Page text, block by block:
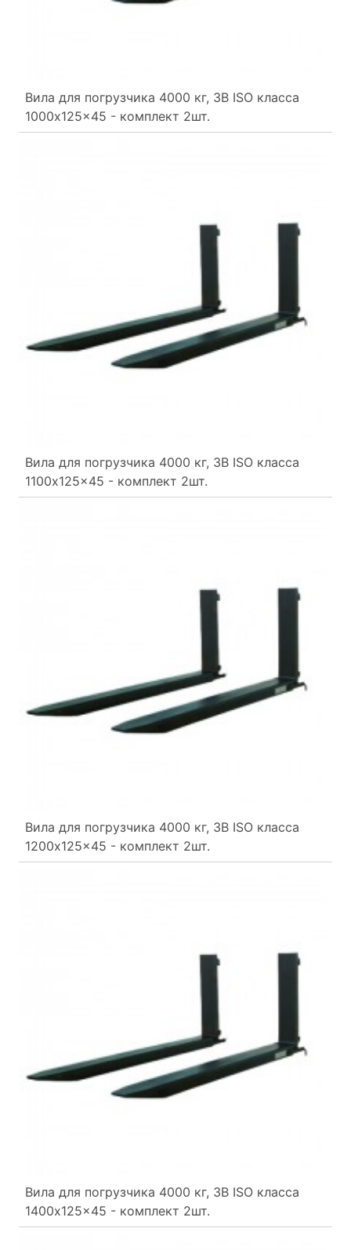
Вила для погрузчика 4000 кг, 3B ISO класса
1000x125x45 - комплект 2шт.
Вила для погрузчика 4000 кг, 3B ISO класса
1100x125x45 - комплект 2шт.
Вила для погрузчика 4000 кг, 3B ISO класса
1200x125x45 - комплект 2шт.
Вила для погрузчика 4000 кг, 3B ISO класса
1400x125x45 - комплект 2шт.